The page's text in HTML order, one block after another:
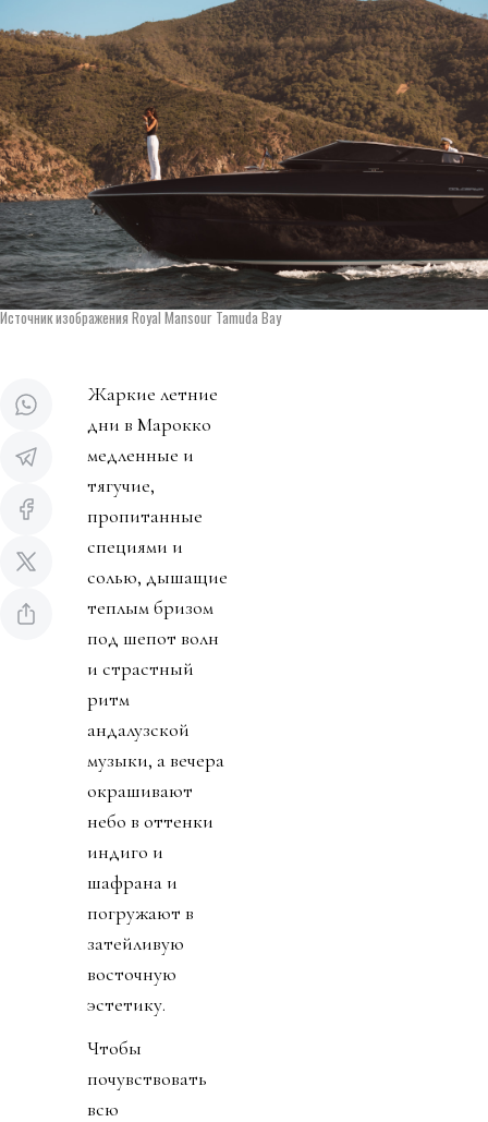
Источник изображения Royal Mansour Tamuda Bay
Жаркие летние
дни в Марокко
медленные и
тягучие,
пропитанные
специями и
солью, дышащие
теплым бризом
под шепот волн
и страстный
ритм
андалузской
музыки, а вечера
окрашивают
небо в оттенки
индиго и
шафрана и
погружают в
затейливую
восточную
эстетику.
Чтобы
почувствовать
всю